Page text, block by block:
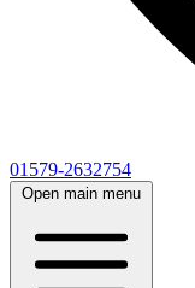
01579-2632754
Open main menu